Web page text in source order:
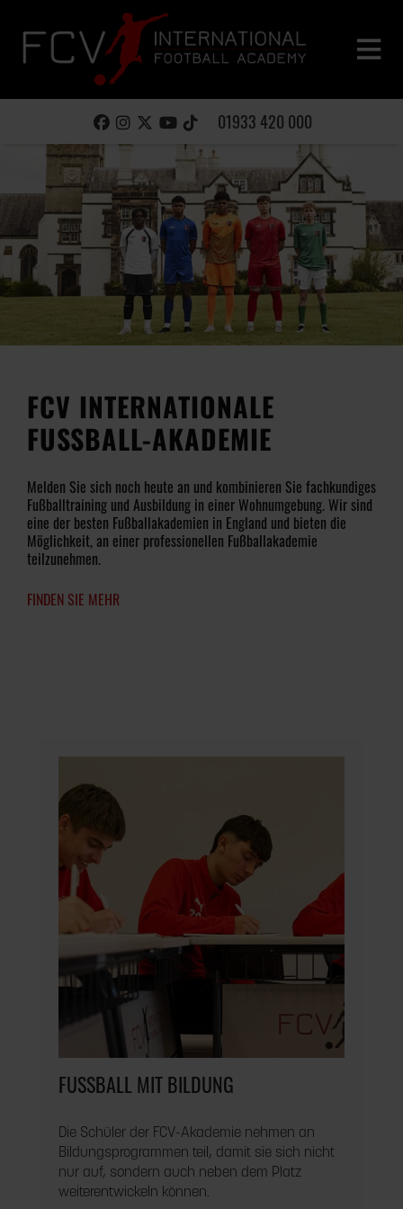
01933 420 000
FCV INTERNATIONALE
FUSSBALL-AKADEMIE
Melden Sie sich noch heute an und kombinieren Sie fachkundiges
Fußballtraining und Ausbildung in einer Wohnumgebung. Wir sind
eine der besten Fußballakademien in England und bieten die
Möglichkeit, an einer professionellen Fußballakademie
teilzunehmen.
FINDEN SIE MEHR
FUSSBALL MIT BILDUNG
Die Schüler der FCV-Akademie nehmen an
Bildungsprogrammen teil, damit sie sich nicht
nur auf, sondern auch neben dem Platz
weiterentwickeln können.